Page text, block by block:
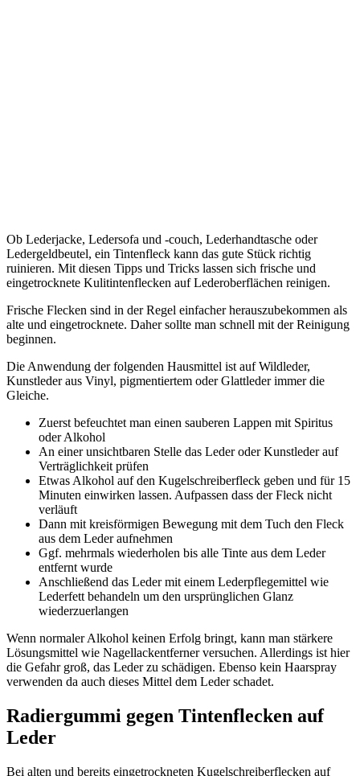
Ob Lederjacke, Ledersofa und -couch, Lederhandtasche oder
Ledergeldbeutel, ein Tintenfleck kann das gute Stück richtig
ruinieren. Mit diesen Tipps und Tricks lassen sich frische und
eingetrocknete Kulitintenflecken auf Lederoberflächen reinigen.
Frische Flecken sind in der Regel einfacher herauszubekommen als
alte und eingetrocknete. Daher sollte man schnell mit der Reinigung
beginnen.
Die Anwendung der folgenden Hausmittel ist auf Wildleder,
Kunstleder aus Vinyl, pigmentiertem oder Glattleder immer die
Gleiche.
Zuerst befeuchtet man einen sauberen Lappen mit Spiritus
oder Alkohol
An einer unsichtbaren Stelle das Leder oder Kunstleder auf
Verträglichkeit prüfen
Etwas Alkohol auf den Kugelschreiberfleck geben und für 15
Minuten einwirken lassen. Aufpassen dass der Fleck nicht
verläuft
Dann mit kreisförmigen Bewegung mit dem Tuch den Fleck
aus dem Leder aufnehmen
Ggf. mehrmals wiederholen bis alle Tinte aus dem Leder
entfernt wurde
Anschließend das Leder mit einem Lederpflegemittel wie
Lederfett behandeln um den ursprünglichen Glanz
wiederzuerlangen
Wenn normaler Alkohol keinen Erfolg bringt, kann man stärkere
Lösungsmittel wie Nagellackentferner versuchen. Allerdings ist hier
die Gefahr groß, das Leder zu schädigen. Ebenso kein Haarspray
verwenden da auch dieses Mittel dem Leder schadet.
Radiergummi gegen Tintenflecken auf
Leder
Bei alten und bereits eingetrockneten Kugelschreiberflecken auf